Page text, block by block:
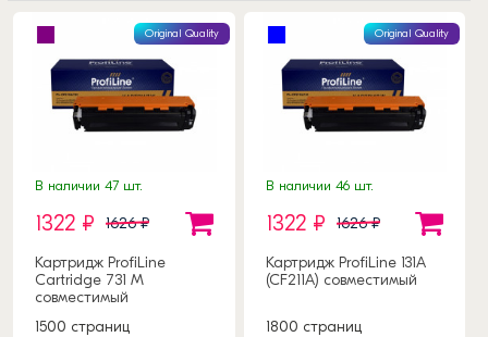
Original Quality
В наличии 47 шт.
1322 ₽ 1626 ₽
Картридж ProfiLine
Cartridge 731 M
совместимый
1500 страниц
Original Quality
В наличии 46 шт.
1322 ₽ 1626 ₽
Картридж ProfiLine 131A
(CF211A) совместимый
1800 страниц